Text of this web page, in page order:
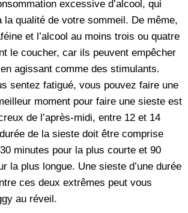
excessive d’alcool, qui
la qualité de votre sommeil. De même,
et l’alcool au moins trois ou quatre
le coucher, car ils peuvent empêcher
agissant comme des stimulants.
sentez fatigué, vous pouvez faire une
moment pour faire une sieste est
de l’après-midi, entre 12 et 14
de la sieste doit être comprise
minutes pour la plus courte et 90
la plus longue. Une sieste d’une durée
ces deux extrêmes peut vous
au réveil.